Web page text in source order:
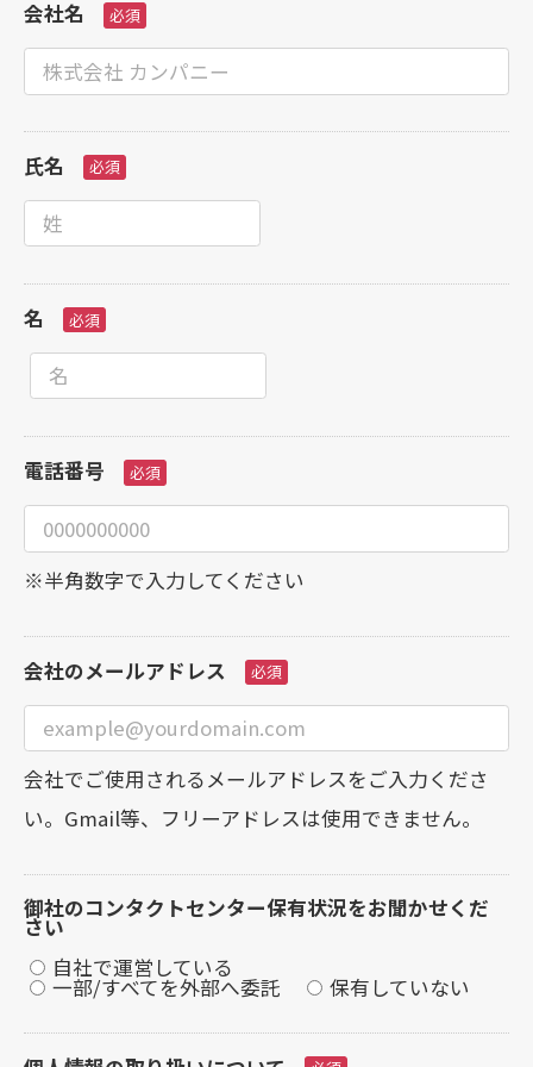
会社名
氏名
名
電話番号
※半角数字で入力してください
会社のメールアドレス
会社でご使用されるメールアドレスをご入力くださ
い。Gmail等、フリーアドレスは使用できません。
御社のコンタクトセンター保有状況をお聞かせくだ
さい
自社で運営している
一部/すべてを外部へ委託 保有していない